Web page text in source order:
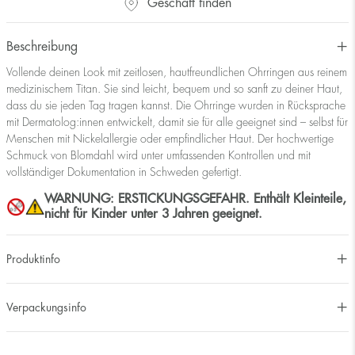
Geschäft finden
Beschreibung
Vollende deinen Look mit zeitlosen, hautfreundlichen Ohrringen aus reinem
medizinischem Titan. Sie sind leicht, bequem und so sanft zu deiner Haut,
dass du sie jeden Tag tragen kannst. Die Ohrringe wurden in Rücksprache
mit Dermatolog:innen entwickelt, damit sie für alle geeignet sind – selbst für
Menschen mit Nickelallergie oder empfindlicher Haut. Der hochwertige
Schmuck von Blomdahl wird unter umfassenden Kontrollen und mit
vollständiger Dokumentation in Schweden gefertigt.
WARNUNG: ERSTICKUNGSGEFAHR. Enthält Kleinteile,
nicht für Kinder unter 3 Jahren geeignet.
Produktinfo
Verpackungsinfo